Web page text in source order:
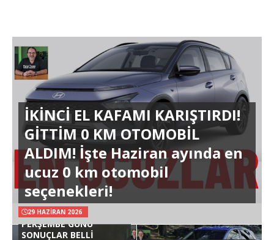
İKİNCİ EL KAFAMI KARIŞTIRDI!
GİTTİM 0 KM OTOMOBİL
ALDIM! İşte Haziran ayında en
ucuz 0 km otomobil
seçenekleri!
29 HAZIRAN 2026
PERŞEMBE GÜNÜ
SONUÇLAR BELLİ